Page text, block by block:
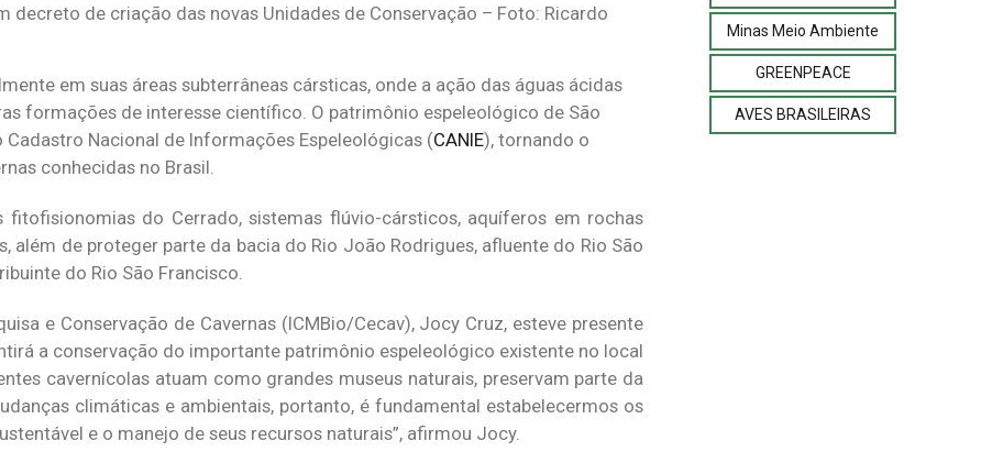
decreto de criação das novas Unidades de Conservação – Foto: Ricardo
em suas áreas subterrâneas cársticas, onde a ação das águas ácidas
formações de interesse científico. O patrimônio espeleológico de São
Nacional de Informações Espeleológicas (CANIE), tornando o
conhecidas no Brasil.
fitofisionomias do Cerrado, sistemas flúvio-cársticos, aquíferos em rochas
além de proteger parte da bacia do Rio João Rodrigues, afluente do Rio São
do Rio São Francisco.
e Conservação de Cavernas (ICMBio/Cecav), Jocy Cruz, esteve presente
a conservação do importante patrimônio espeleológico existente no local
cavernícolas atuam como grandes museus naturais, preservam parte da
climáticas e ambientais, portanto, é fundamental estabelecermos os
e o manejo de seus recursos naturais”, afirmou Jocy.
Minas Meio Ambiente
GREENPEACE
AVES BRASILEIRAS